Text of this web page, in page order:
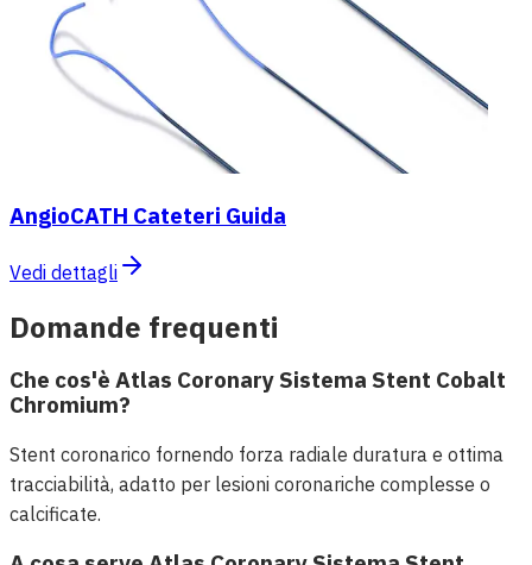
AngioCATH Cateteri Guida
Vedi dettagli
Domande frequenti
Che cos'è Atlas Coronary Sistema Stent Cobalt
Chromium?
Stent coronarico fornendo forza radiale duratura e ottima
tracciabilità, adatto per lesioni coronariche complesse o
calcificate.